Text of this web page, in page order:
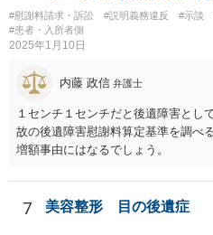
#慰謝料請求・訴訟 #説明義務違反 #示談
#患者・入所者側
2025年1月10日
内藤 政信 弁護士
１センチ１センチだと後遺障害とし
故の後遺障害慰謝料算定基準を調べ
増額事由にはなるでしょう。
7 美容整形 目の後遺症